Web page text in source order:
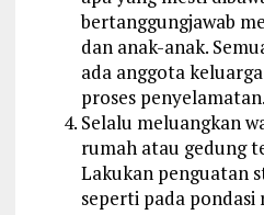
bertanggungjawab
dan anak-anak.
ada anggota
proses penyelamatan.
Selalu meluangkan
rumah atau gedung
Lakukan penguatan
seperti pada